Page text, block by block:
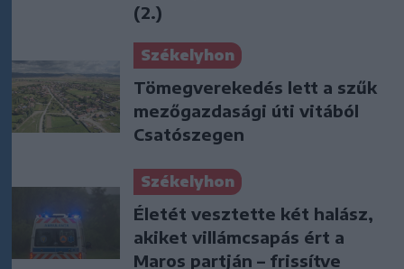
(2.)
Székelyhon
Tömegverekedés lett a szűk
mezőgazdasági úti vitából
Csatószegen
Székelyhon
Életét vesztette két halász,
akiket villámcsapás ért a
Maros partján – frissítve